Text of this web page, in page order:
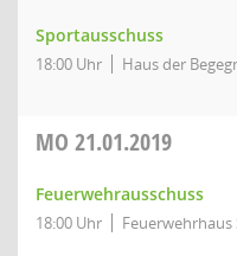
Sportausschuss
18:00 Uhr Haus der
MO 21.01.2019
Feuerwehrausschuss
18:00 Uhr